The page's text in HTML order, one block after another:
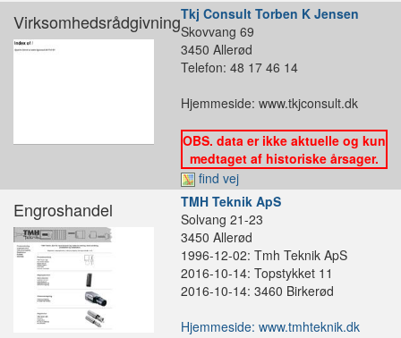
VirksomhedsrådgivningTkj Consult Torben K Jensen
Skovvang 69
3450 Allerød
Telefon: 48 17 46 14
Hjemmeside: www.tkjconsult.dk
OBS. data er ikke aktuelle og kun
medtaget af historiske årsager.
find vej
Engroshandel
TMH Teknik ApS
Solvang 21-23
3450 Allerød
1996-12-02: Tmh Teknik ApS
2016-10-14: Topstykket 11
2016-10-14: 3460 Birkerød
Hjemmeside: www.tmhteknik.dk